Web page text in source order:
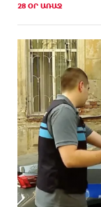
28 ՕՐ ԱՌԱՋ